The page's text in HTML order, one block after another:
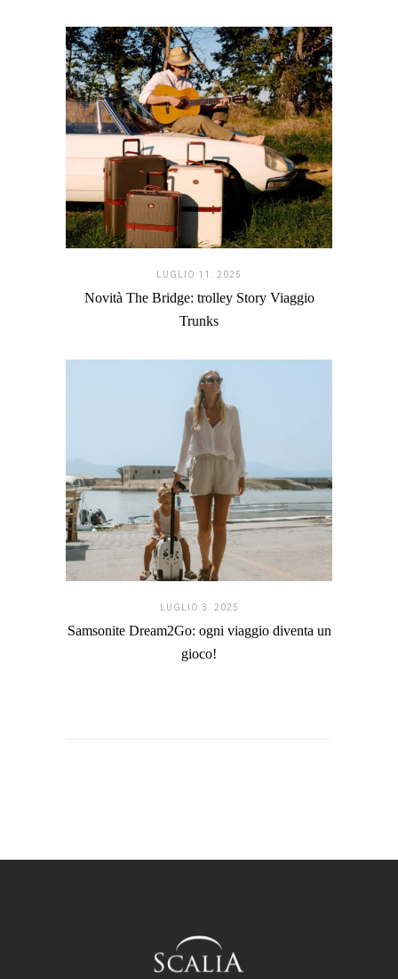
LUGLIO 11. 2025
Novità The Bridge: trolley Story Viaggio
Trunks
LUGLIO 3. 2025
Samsonite Dream2Go: ogni viaggio diventa un
gioco!